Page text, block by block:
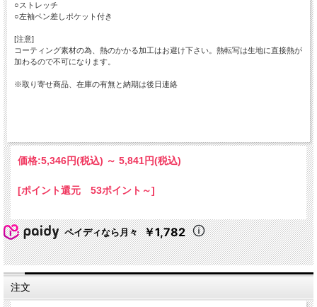
○ストレッチ
○左袖ペン差しポケット付き
[注意]
コーティング素材の為、熱のかかる加工はお避け下さい。熱転写は生地に直接熱が
加わるので不可になります。
※取り寄せ商品、在庫の有無と納期は後日連絡
価格:5,346円(税込) ～ 5,841円(税込)
[ポイント還元 53ポイント～]
ペイディなら月々 ￥1,782
注文